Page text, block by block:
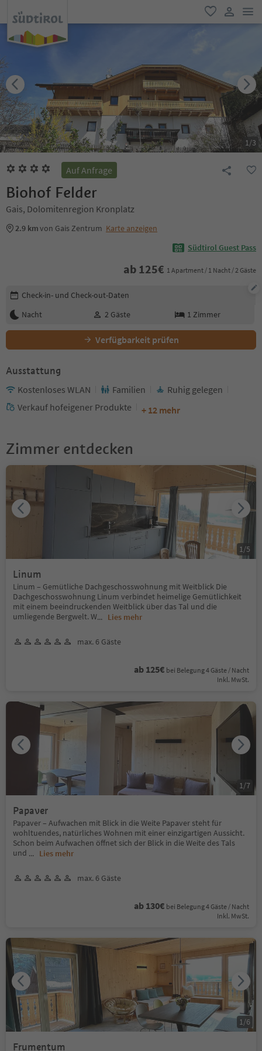
favorit
user link
1/3
Auf Anfrage
Biohof Felder
Gais, Dolomitenregion Kronplatz
2.9 kmvon Gais Zentrum Karte anzeigen
Südtirol Guest Pass
ab 125€ 1 Apartment / 1 Nacht / 2 Gäste
Buchungsdetails bearbeiten
Check-in- und Check-out-Daten
Nacht
2 Gäste 1 Zimmer
Verfügbarkeit prüfen
Ausstattung
Kostenloses WLAN Familien
Ruhig gelegen
Verkauf hofeigener Produkte
+ 12 mehr
Zimmer entdecken
Linum
Linum – Gemütliche Dachgeschosswohnung mit Weitblick Die
Dachgeschosswohnung Linum verbindet heimelige Gemütlichkeit
mit einem beeindruckenden Weitblick über das Tal und die
umliegende Bergwelt. W... Lies mehr
max. 6 Gäste
ab 125€ bei Belegung 4 Gäste / Nacht
Inkl. MwSt.
1 /5
Papaver
Papaver – Aufwachen mit Blick in die Weite Papaver steht für
wohltuendes, natürliches Wohnen mit einer einzigartigen Aussicht.
Schon beim Aufwachen öffnet sich der Blick in die Weite des Tals
und ... Lies mehr
max. 6 Gäste
ab 130€ bei Belegung 4 Gäste / Nacht
Inkl. MwSt.
1 /7
Frumentum
1 /6